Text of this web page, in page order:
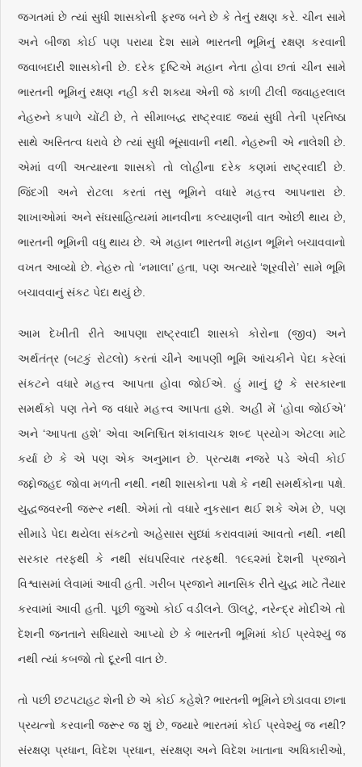
જગતમાં છે ત્યાં સુધી શાસકોની ફરજ બને છે કે તેનું રક્ષણ કરે. ચીન સામે
અને બીજા કોઈ પણ પરાયા દેશ સામે ભારતની ભૂમિનું રક્ષણ કરવાની
જવાબદારી શાસકોની છે. દરેક દૃષ્ટિએ મહાન નેતા હોવા છતાં ચીન સામે
ભારતની ભૂમિનું રક્ષણ નહીં કરી શક્યા એની જે કાળી ટીલી જવાહરલાલ
નેહરુને કપાળે ચોંટી છે, તે સીમાબદ્ધ રાષ્ટ્રવાદ જ્યાં સુધી તેની પ્રતિષ્ઠા
સાથે અસ્તિત્વ ધરાવે છે ત્યાં સુધી ભૂંસાવાની નથી. નેહરુની એ નાલેશી છે.
એમાં વળી અત્યારના શાસકો તો લોહીના દરેક કણમાં રાષ્ટ્રવાદી છે.
જિંદગી અને રોટલા કરતાં તસુ ભૂમિને વધારે મહત્ત્વ આપનારા છે.
શાખાઓમાં અને સંઘસાહિત્યમાં માનવીના કલ્યાણની વાત ઓછી થાય છે,
ભારતની ભૂમિની વધુ થાય છે. એ મહાન ભારતની મહાન ભૂમિને બચાવવાનો
વખત આવ્યો છે. નેહરુ તો ‘નમાલા’ હતા, પણ અત્યારે ‘શૂરવીરો’ સામે ભૂમિ
બચાવવાનું સંકટ પેદા થયું છે.
આમ દેખીતી રીતે આપણા રાષ્ટ્રવાદી શાસકો કોરોના (જીવ) અને
અર્થતંત્ર (બટકું રોટલો) કરતાં ચીને આપણી ભૂમિ આંચકીને પેદા કરેલાં
સંકટને વધારે મહત્ત્વ આપતા હોવા જોઈએ. હું માનું છું કે સરકારના
સમર્થકો પણ તેને જ વધારે મહત્ત્વ આપતા હશે. અહીં મેં ‘હોવા જોઈએ’
અને ‘આપતા હશે’ એવા અનિશ્ચિત શંકાવાચક શબ્દ પ્રયોગ એટલા માટે
કર્યા છે કે એ પણ એક અનુમાન છે. પ્રત્યક્ષ નજરે પડે એવી કોઈ
જદ્દોજહદ જોવા મળતી નથી. નથી શાસકોના પક્ષે કે નથી સમર્થકોના પક્ષે.
યુદ્ધજ્વરની જરૂર નથી. એમાં તો વધારે નુકસાન થઈ શકે એમ છે, પણ
સીમાડે પેદા થયેલા સંકટનો અહેસાસ સુધ્ધાં કરાવવામાં આવતો નથી. નથી
સરકાર તરફથી કે નથી સંઘપરિવાર તરફથી. ૧૯૬૨માં દેશની પ્રજાને
વિશ્વાસમાં લેવામાં આવી હતી. ગરીબ પ્રજાને માનસિક રીતે યુદ્ધ માટે તૈયાર
કરવામાં આવી હતી. પૂછી જુઓ કોઈ વડીલને. ઊલટું, નરેન્દ્ર મોદીએ તો
દેશની જનતાને સધિયારો આપ્યો છે કે ભારતની ભૂમિમાં કોઈ પ્રવેશ્યું જ
નથી ત્યાં કબજો તો દૂરની વાત છે.
તો પછી છટપટાહટ શેની છે એ કોઈ કહેશે? ભારતની ભૂમિને છોડાવવા છાના
પ્રયત્નો કરવાની જરૂર જ શું છે, જ્યારે ભારતમાં કોઈ પ્રવેશ્યું જ નથી?
સંરક્ષણ પ્રધાન, વિદેશ પ્રધાન, સંરક્ષણ અને વિદેશ ખાતાના અધિકારીઓ,